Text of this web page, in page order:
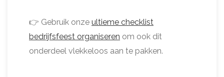
👉 Gebruik onze ultieme checklist
bedrijfsfeest organiseren om ook dit
onderdeel vlekkeloos aan te pakken.